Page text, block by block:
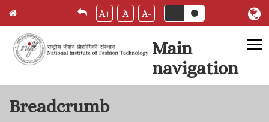
A+ A A-
Main
navigation
Breadcrumb